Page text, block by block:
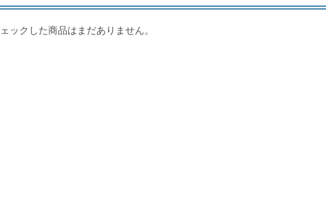
ックした商品はまだありません。